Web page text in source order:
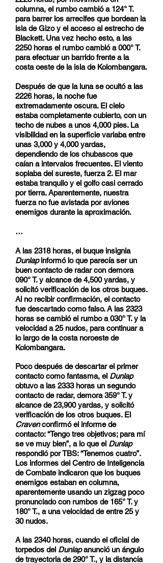
columna, el rumbo cambió a 124° T.
para barrer los arrecifes que bordean la
isla de Gizo y el acceso al estrecho de
Blackett. Una vez hecho esto, a las
2250 horas el rumbo cambió a 000° T.
para efectuar un barrido frente a la
costa oeste de la isla de Kolombangara.
Después de que la luna se ocultó a las
2226 horas, la noche fue
extremadamente oscura. El cielo
estaba completamente cubierto, con un
techo de nubes a unos 4,000 pies. La
visibilidad en la superficie variaba entre
unas 3,000 y 4,000 yardas,
dependiendo de los chubascos que
caían a intervalos frecuentes. El viento
soplaba del sureste, fuerza 2. El mar
estaba tranquilo y el golfo casi cerrado
por tierra. Aparentemente, nuestra
fuerza no fue avistada por aviones
enemigos durante la aproximación.
…
A las 2318 horas, el buque insignia
Dunlapinformó lo que parecía ser un
buen contacto de radar con demora
090° T. y alcance de 4,500 yardas, y
solicitó verificación de los otros buques.
Al no recibir confirmación, el contacto
fue descartado como falso. A las 2323
horas se cambió el rumbo a 030° T. y la
velocidad a 25 nudos, para continuar a
lo largo de la costa noroeste de
Kolombangara.
Poco después de descartar el primer
contacto como fantasma, el Dunlap
obtuvo a las 2333 horas un segundo
contacto de radar, demora 359° T. y
alcance de 23,900 yardas, y solicitó
verificación de los otros buques. El
Cravenconfirmó el informe de
contacto: “Tengo tres objetivos; para mí
se ve muy bien”, a lo que el Dunlap
respondió por TBS: “Tenemos cuatro”.
Los informes del Centro de Inteligencia
de Combate indicaron que los buques
enemigos estaban en columna,
aparentemente usando un zigzag poco
pronunciado con rumbos de 165° T. y
180° T., a una velocidad de entre 25 y
30 nudos.
A las 2340 horas, cuando el oficial de
torpedos del Dunlapanunció un ángulo
de trayectoria de 290° T., y la distancia